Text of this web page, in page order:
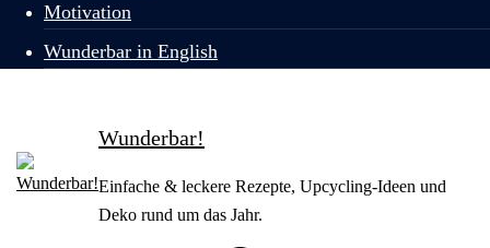
Motivation
Wunderbar in English
Wunderbar!
Einfache & leckere Rezepte, Upcycling-Ideen und
Deko rund um das Jahr.